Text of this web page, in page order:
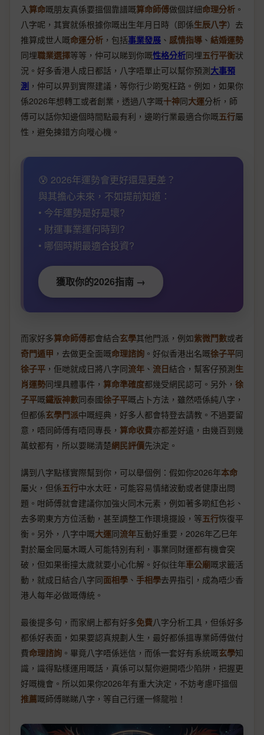
入算命嘅朋友真係要搵個靠譜嘅算命師傅做個詳細命理分析 。
八字呢，其實就係根據你嘅出生年月日時（即係生辰八字）去
推算成世人嘅命運分析 ，包括事業發展 、 感情指導 、 結婚運勢
同埋職業選擇等等，仲可以睇到你嘅性格分析同埋五行平衡狀
況。好多香港人成日都話，八字唔單止可以幫你預測大事預
測 ，仲可以畀到實際建議，等你行少啲冤枉路。例如，如果你
係2026年想轉工或者創業，透過八字嘅十神同大運分析，師
傅可以話你知邊個時間點最有利，邊啲行業最適合你嘅五行屬
性，避免揀錯方向嘥心機。
😰 2026年運勢會更好還是更差？
與其擔心未來，不如提前知道：
• 今年運勢是好是壞?
• 財運事業運何時到?
• 哪個時期最適合投資?
獲取你的2026指南 →
而家好多算命師傅都會結合玄學其他門派，例如紫微鬥數或者
奇門遁甲 ，去做更全面嘅命理諮詢 。好似香港出名嘅徐子平同
徐子平 ，佢哋就成日將八字同流年 、 流日結合，幫客仔預測生
肖運勢同埋具體事件， 算命準確度都幾受網民認可。另外， 徐
子平嘅鐵版神數同泰國徐子平嘅占卜方法，雖然唔係純八字，
但都係玄學門派中嘅經典，好多人都會特登去請教。不過要留
意，唔同師傅有唔同專長， 算命收費亦都差好遠，由幾百到幾
萬蚊都有，所以要睇清楚網民評價先決定。
講到八字點樣實際幫到你，可以舉個例：假如你2026年本命
屬火，但係五行中水太旺，可能容易情緒波動或者健康出問
題。咁師傅就會建議你加強火同木元素，例如著多啲紅色衫、
去多啲東方方位活動，甚至調整工作環境擺設，等五行恢復平
衡。另外，八字中嘅大運同流年互動好重要，2026年乙巳年
對於屬金同屬木嘅人可能特別有利，事業同財運都有機會突
破，但如果衝撞太歲就要小心化解。好似往年車公廟嘅求籤活
動，就成日結合八字同面相學 、 手相學去畀指引，成為唔少香
港人每年必做嘅傳統。
最後提多句，而家網上都有好多免費八字分析工具，但係好多
都係好表面，如果要認真規劃人生，最好都係搵專業師傅做付
費命理諮詢 。畢竟八字唔係迷信，而係一套好有系統嘅玄學知
識，識得點樣運用嘅話，真係可以幫你避開唔少陷阱，把握更
好嘅機會。所以如果你2026年有重大決定，不妨考慮吓搵個
推薦嘅師傅睇睇八字，等自己行運一條龍啦！